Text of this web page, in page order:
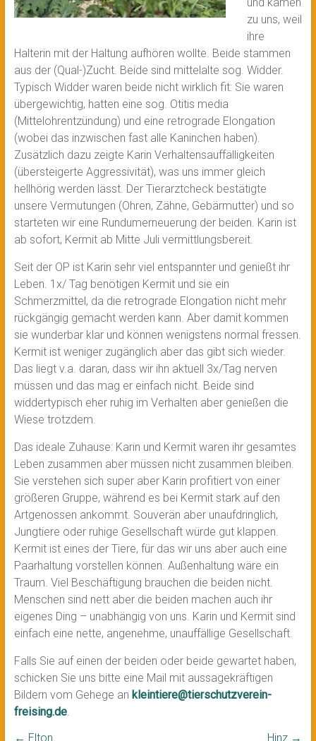
und kamen
zu uns, weil
ihre
Halterin mit der Haltung aufhören wollte. Beide stammen
aus der (Qual-)Zucht. Beide sind mittelalte sog. Widder.
Typisch Widder waren beide nicht wirklich fit: Sie waren
übergewichtig, hatten eine sog. Otitis media
(Mittelohrentzündung) und eine retrograde Elongation
(wobei das inzwischen fast alle Kaninchen haben).
Zusätzlich dazu zeigte Karin Verhaltensauffälligkeiten
(übersteigerte Aggressivität), was uns immer gleich
hellhörig werden lässt. Der Tierarztcheck bestätigte
unsere Vermutungen (Ohren, Zähne, Gebärmutter) und so
starteten wir eine Rundumerneuerung der beiden. Karin ist
ab sofort, Kermit ab Mitte Juli vermittlungsbereit.
Seit der OP ist Karin sehr viel entspannter und genießt ihr
Leben. 1x/ Tag benötigen Kermit und sie ein
Schmerzmittel, da die retrograde Elongation nicht mehr
rückgängig gemacht werden kann. Aber damit kommen
sie wunderbar klar und können wenigstens normal fressen.
Kermit ist weniger zugänglich aber das gibt sich wieder.
Das liegt v.a. daran, dass wir ihn aktuell 3x/Tag nerven
müssen und das mag er einfach nicht. Beide sind
widdertypisch eher ruhig im Verhalten aber genießen die
Wiese trotzdem.
Das ideale Zuhause: Karin und Kermit waren ihr gesamtes
Leben zusammen aber müssen nicht zusammen bleiben.
Sie verstehen sich super aber Karin profitiert von einer
größeren Gruppe, während es bei Kermit stark auf den
Artgenossen ankommt. Souverän aber unaufdringlich,
Jungtiere oder ruhige Gesellschaft würde gut klappen.
Kermit ist eines der Tiere, für das wir uns aber auch eine
Paarhaltung vorstellen können. Außenhaltung wäre ein
Traum. Viel Beschäftigung brauchen die beiden nicht.
Menschen sind nett aber die beiden machen auch ihr
eigenes Ding – unabhängig von uns. Karin und Kermit sind
einfach eine nette, angenehme, unauffällige Gesellschaft.
Falls Sie auf einen der beiden oder beide gewartet haben,
schicken Sie uns bitte eine Mail mit aussagekräftigen
Bildern vom Gehege an kleintiere@tierschutzverein-
freising.de.
← Elton Hinz →